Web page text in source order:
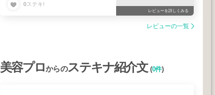
ます！
0ステキ!
レビューを詳しくみる
レビューの一覧
美容プロからのステキナ紹介文(0件)